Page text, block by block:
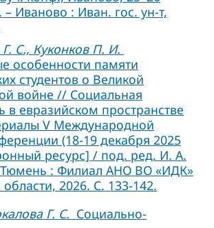
– Иваново : Иван. гос. ун-т,
С., Куконков П. И.
особенности памяти
студентов о Великой
войне // Социальная
в евразийском пространстве
V Международной
(18-19 декабря 2025
ресурс] / под. ред. И. А.
: Филиал АНО ВО «ИДК»
2026. С. 133-142.
Г. С. Социально-